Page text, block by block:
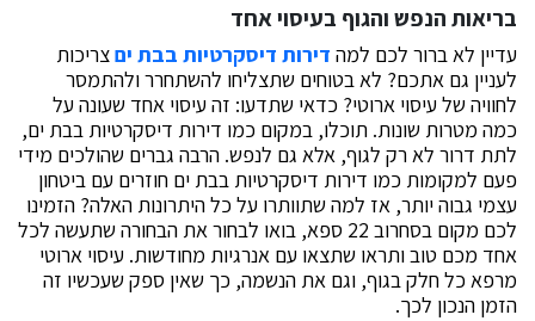
בריאות הנפש והגוף בעיסוי אחד
עדיין לא ברור לכם למה דירות דיסקרטיות בבת יםצריכות
לעניין גם אתכם? לא בטוחים שתצליחו להשתחרר ולהתמסר
לחוויה של עיסוי ארוטי? כדאי שתדעו: זה עיסוי אחד שעונה על
כמה מטרות שונות. תוכלו, במקום כמו דירות דיסקרטיות בבת ים,
לתת דרור לא רק לגוף, אלא גם לנפש. הרבה גברים שהולכים מידי
פעם למקומות כמו דירות דיסקרטיות בבת ים חוזרים עם ביטחון
עצמי גבוה יותר, אז למה שתוותרו על כל היתרונות האלה? הזמינו
לכם מקום בסחרוב 22 ספא, בואו לבחור את הבחורה שתעשה לכל
אחד מכם טוב ותראו שתצאו עם אנרגיות מחודשות. עיסוי ארוטי
מרפא כל חלק בגוף, וגם את הנשמה, כך שאין ספק שעכשיו זה
הזמן הנכון לכך.